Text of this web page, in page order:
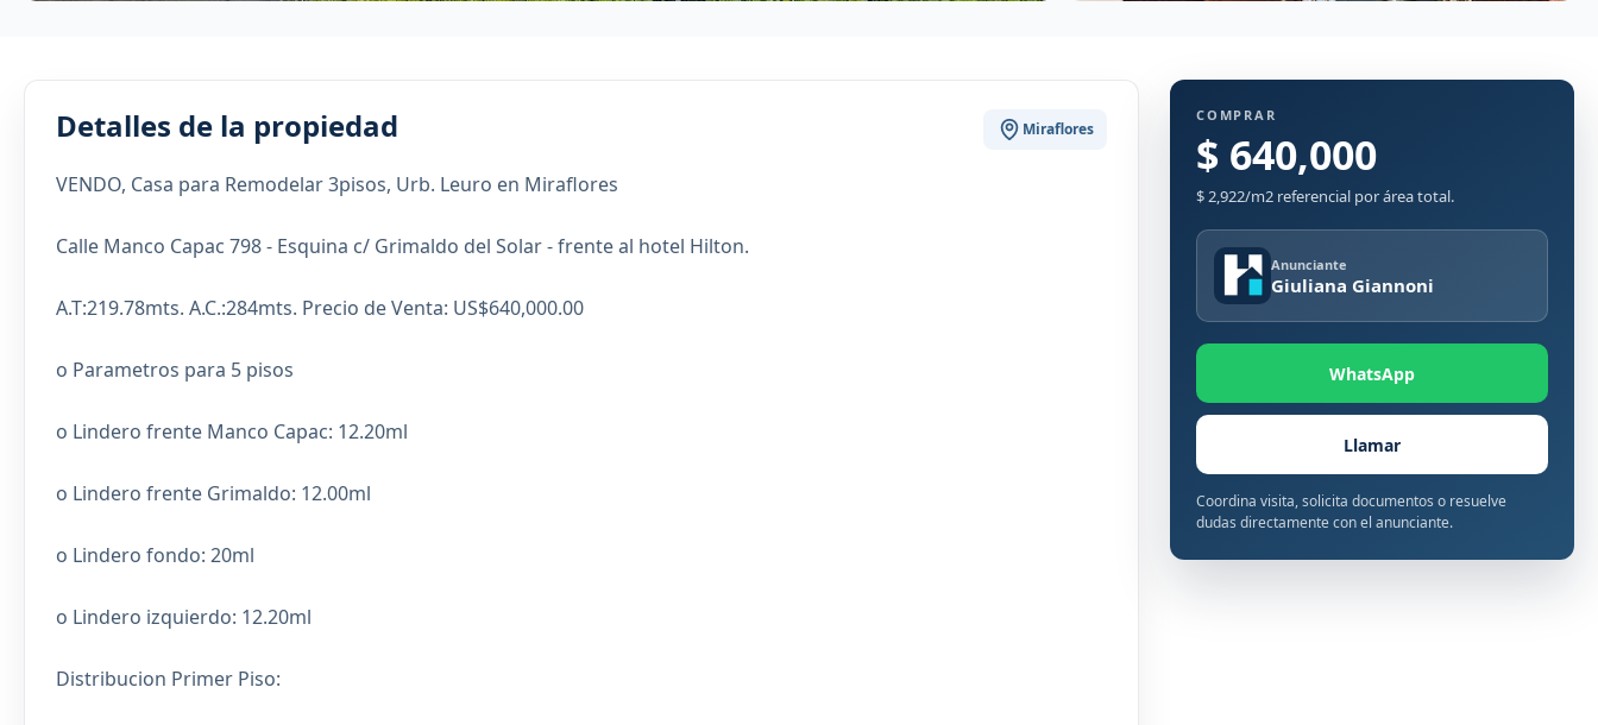
Detalles de la propiedad Miraflores
VENDO, Casa para Remodelar 3pisos, Urb. Leuro en Miraflores
Calle Manco Capac 798 - Esquina c/ Grimaldo del Solar - frente al hotel Hilton.
A.T:219.78mts. A.C.:284mts. Precio de Venta: US$640,000.00
o Parametros para 5 pisos
o Lindero frente Manco Capac: 12.20ml
o Lindero frente Grimaldo: 12.00ml
o Lindero fondo: 20ml
o Lindero izquierdo: 12.20ml
Distribucion Primer Piso:
COMPRAR
$ 640,000
$ 2,922/m2 referencial por área total.
Anunciante
Giuliana Giannoni
WhatsApp
Llamar
Coordina visita, solicita documentos o resuelve
dudas directamente con el anunciante.